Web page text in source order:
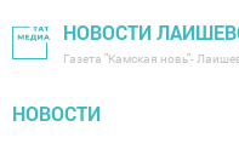
НОВОСТИ
Газета "Камская новь"-
НОВОСТИ